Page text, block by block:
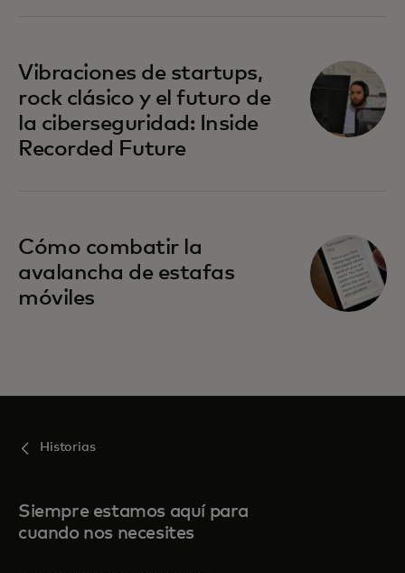
Vibraciones de startups,
rock clásico y el futuro de
la ciberseguridad: Inside
Recorded Future
Cómo combatir la
avalancha de estafas
móviles
Historias
Siempre estamos aquí para
cuando nos necesites